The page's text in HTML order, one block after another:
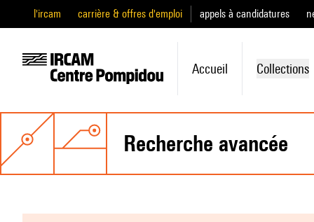
l'ircam carrière & offres d'emploi appels à candidatures
Accueil Collections
recherche avancée